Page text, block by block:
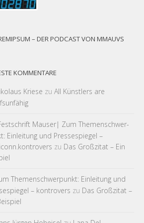
– DER PODCAST VON MMAUVS
KOMMENTARE
Kriese zu All Künstlers are
Mauser| Zum Themen­schwer­
Einleitung und Pressespiegel –
zu Das Großzitat – Ein
Themen­schwer­punkt: Einleitung und
– kontrovers zu Das Großzitat –